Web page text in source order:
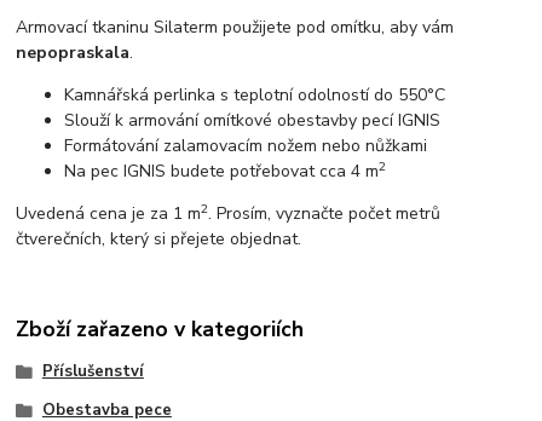
Armovací tkaninu Silaterm použijete pod omítku, aby vám
nepopraskala.
Kamnářská perlinka s teplotní odolností do 550°C
Slouží k armování omítkové obestavby pecí IGNIS
Formátování zalamovacím nožem nebo nůžkami
Na pec IGNIS budete potřebovat cca 4 m2
Uvedená cena je za 1 m2. Prosím, vyznačte počet metrů
čtverečních, který si přejete objednat.
Zboží zařazeno v kategoriích
Příslušenství
Obestavba pece